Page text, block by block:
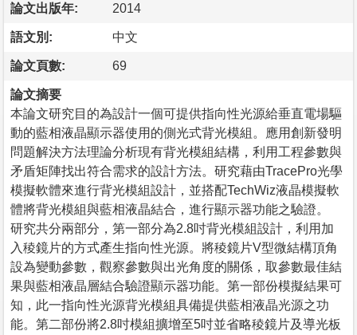
論文出版年: 2014
語文別: 中文
論文頁數: 69
論文摘要
本論文研究目的為設計一個可提供指向性光源給垂直電場驅
動的藍相液晶顯示器使用的側光式背光模組。應用創新發明
問題解決方法理論分析現有背光模組結構，利用工程參數與
矛盾矩陣找出符合需求的設計方法。研究藉由TracePro光學
模擬軟體來進行背光模組設計，並搭配TechWiz液晶模擬軟
體將背光模組與藍相液晶結合，進行顯示器功能之驗證。
研究共分兩部分，第一部分為2.8吋背光模組設計，利用加
入稜鏡片的方式產生指向性光源。將稜鏡片V型微結構頂角
設為變動參數，觀察參數與出光角度的關係，取參數最佳結
果與藍相液晶層結合驗證顯示器功能。第一部份模擬結果可
知，此一指向性光源背光模組具備提供藍相液晶光源之功
能。第二部份將2.8吋模組擴增至5吋並省略稜鏡片及導光板